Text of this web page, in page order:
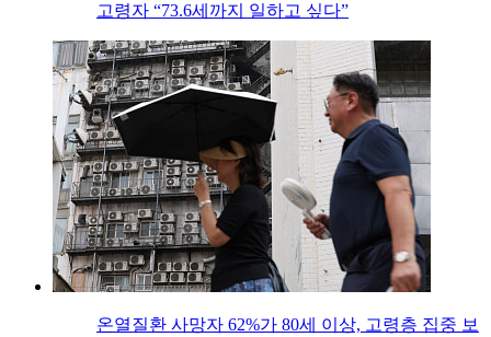
고령자 “73.6세까지 일하고 싶다”
온열질환 사망자 62%가 80세 이상, 고령층 집중 보